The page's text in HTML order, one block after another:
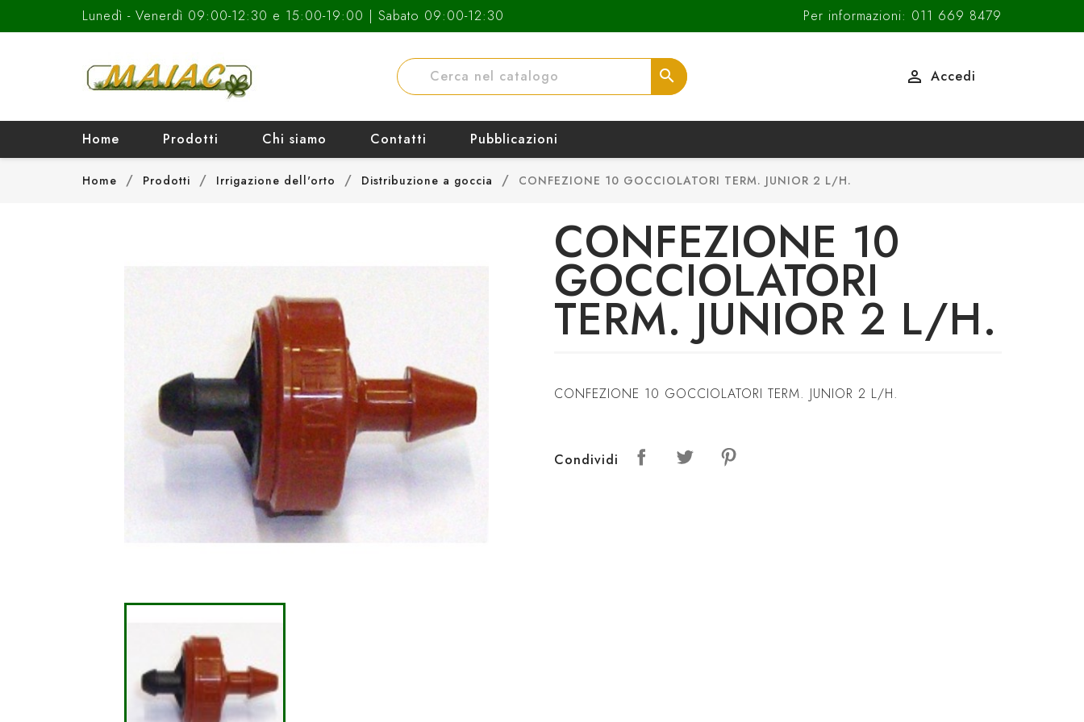
Lunedì - Venerdì 09:00-12:30 e 15:00-19:00 | Sabato 09:00-12:30 Per informazioni: 011 669 8479
search  Accedi
Home Prodotti Chi siamo Contatti Pubblicazioni
Home Prodotti Irrigazione dell'orto Distribuzione a goccia CONFEZIONE 10 GOCCIOLATORI TERM. JUNIOR 2 L/H.
CONFEZIONE 10
GOCCIOLATORI
TERM. JUNIOR 2 L/H.
CONFEZIONE 10 GOCCIOLATORI TERM. JUNIOR 2 L/H.
Condividi